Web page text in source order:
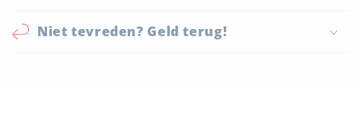
Niet tevreden? Geld terug!